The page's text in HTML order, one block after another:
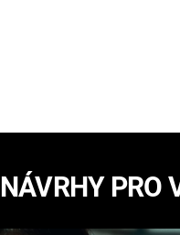
NÁVRHY PRO